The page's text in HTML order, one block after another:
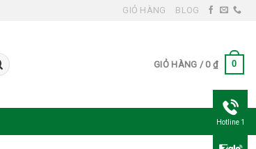
GIỎ HÀNG BLOG
GIỎ HÀNG / 0 ₫ 0
Hotline 1